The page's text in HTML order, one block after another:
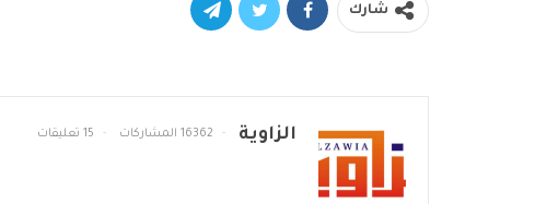
شارك
الزاوية 16362 المشاركات 15 تعليقات